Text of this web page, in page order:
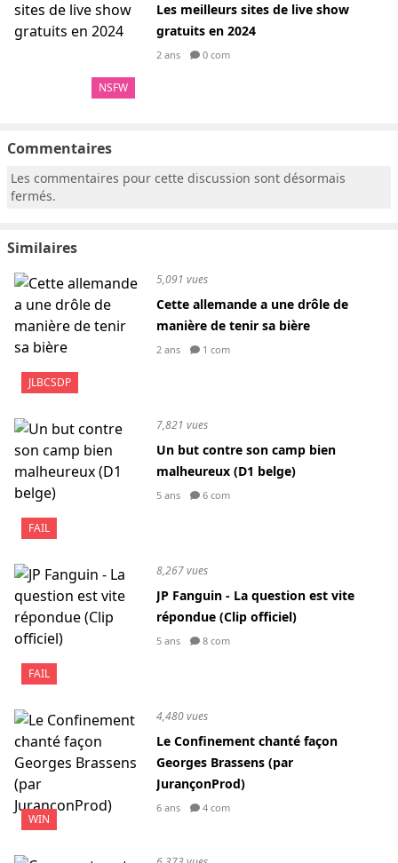
NSFW
Les meilleurs sites de live show
gratuits en 2024
2 ans 0 com
Commentaires
Les commentaires pour cette discussion sont désormais
fermés.
Similaires
JLBCSDP
5,091 vues
Cette allemande a une drôle de
manière de tenir sa bière
2 ans 1 com
FAIL
7,821 vues
Un but contre son camp bien
malheureux (D1 belge)
5 ans 6 com
FAIL
8,267 vues
JP Fanguin - La question est vite
répondue (Clip officiel)
5 ans 8 com
WIN
4,480 vues
Le Confinement chanté façon
Georges Brassens (par
JurançonProd)
6 ans 4 com